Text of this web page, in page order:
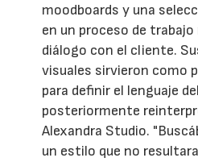
moodboards y una
en un proceso de trabajo
diálogo con el cliente.
visuales sirvieron como
para definir el lenguaje
posteriormente
Alexandra Studio.
un estilo que no